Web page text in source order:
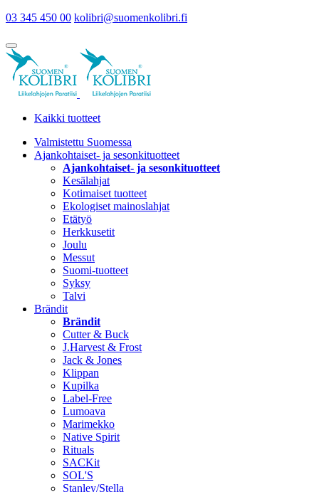
03 345 450 00 kolibri@suomenkolibri.fi
Kaikki tuotteet
Valmistettu Suomessa
Ajankohtaiset- ja sesonkituotteet
Ajankohtaiset- ja sesonkituotteet
Kesälahjat
Kotimaiset tuotteet
Ekologiset mainoslahjat
Etätyö
Herkkusetit
Joulu
Messut
Suomi-tuotteet
Syksy
Talvi
Brändit
Brändit
Cutter & Buck
J.Harvest & Frost
Jack & Jones
Klippan
Kupilka
Label-Free
Lumoava
Marimekko
Native Spirit
Rituals
SACKit
SOL'S
Stanley/Stella